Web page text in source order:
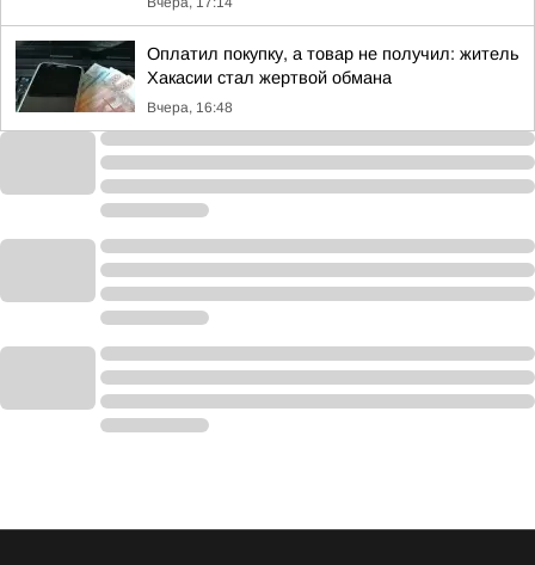
Оплатил покупку, а товар не получил: житель
Хакасии стал жертвой обмана
Вчера, 16:48